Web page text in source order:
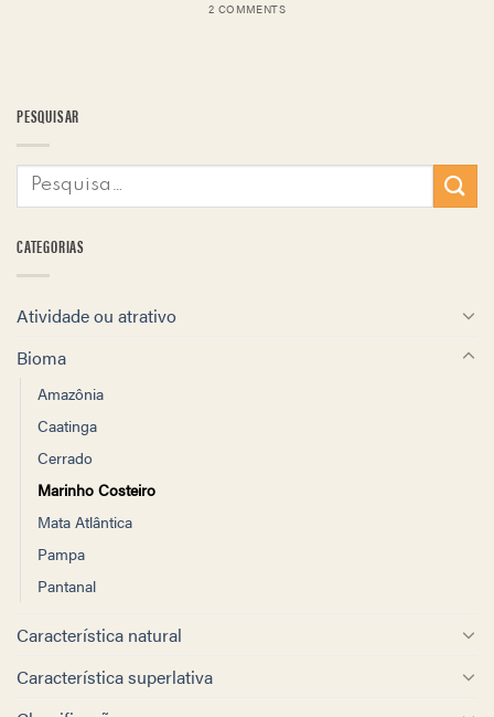
PESQUISAR
CATEGORIAS
Atividade ou atrativo
Bioma
Amazônia
Caatinga
Cerrado
Marinho Costeiro
Mata Atlântica
Pampa
Pantanal
Característica natural
Característica superlativa
2 COMMENTS